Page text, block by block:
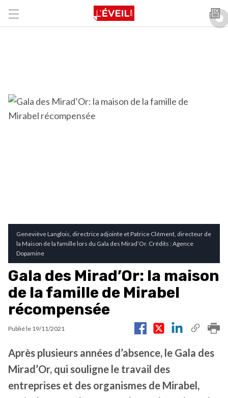
Geneviève Langlois, directrice adjointe et Patrice Clément, directeur de
la Maison de la famille lors du Gala des Mirad’Or. Crédits : Agence
Dopamine
Gala des Mirad’Or: la maison
de la famille de Mirabel
récompensée
Publié le 19/11/2021
Après plusieurs années d’absence, le Gala des
Mirad’Or, qui souligne le travail des
entreprises et des organismes de Mirabel,